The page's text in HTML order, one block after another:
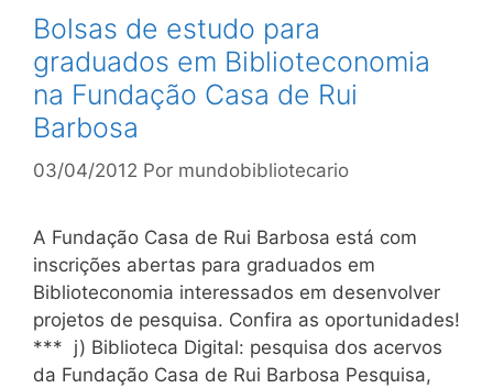
Bolsas de estudo para
graduados em Biblioteconomia
na Fundação Casa de Rui
Barbosa
03/04/2012 Por mundobibliotecario
A Fundação Casa de Rui Barbosa está com
inscrições abertas para graduados em
Biblioteconomia interessados em desenvolver
projetos de pesquisa. Confira as oportunidades!
*** j) Biblioteca Digital: pesquisa dos acervos
da Fundação Casa de Rui Barbosa Pesquisa,